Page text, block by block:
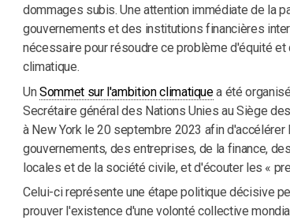
dommages subis. Une attention immédiate de la
gouvernements et des institutions financières
nécessaire pour résoudre ce problème d'équité et
climatique.
UnSommet sur l'ambition climatiquea été
Secrétaire général des Nations Unies au Siège
à New York le 20 septembre 2023 afin d'accélérer
gouvernements, des entreprises, de la finance,
locales et de la société civile, et d'écouter les «
Celui-ci représente une étape politique décisive
prouver l'existence d'une volonté collective